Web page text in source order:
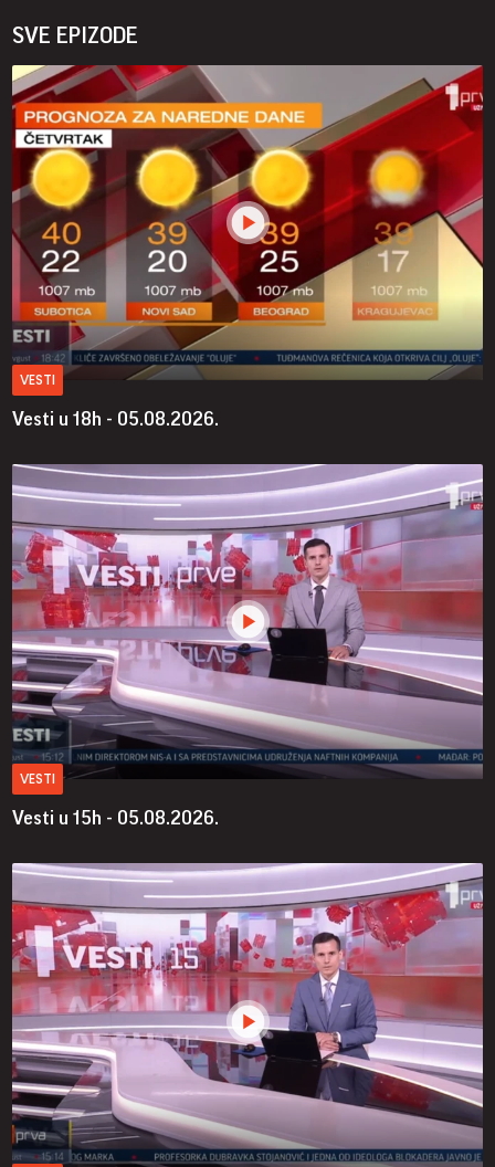
SVE EPIZODE
VESTI
Vesti u 18h - 05.08.2026.
VESTI
Vesti u 15h - 05.08.2026.